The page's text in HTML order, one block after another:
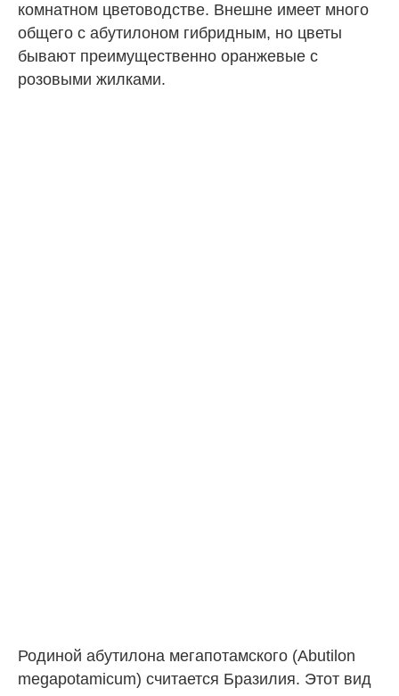
комнатном цветоводстве. Внешне имеет много
общего с абутилоном гибридным, но цветы
бывают преимущественно оранжевые с
розовыми жилками.
Родиной абутилона мегапотамского (Abutilon
megapotamicum) считается Бразилия. Этот вид